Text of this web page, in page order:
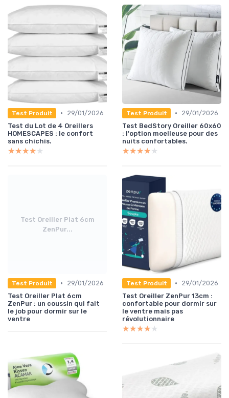
Test Produit •
29/01/2026
Test du Lot de 4 Oreillers
HOMESCAPES : le confort
sans chichis.
★★★★★
★★★★★
Test Produit •
29/01/2026
Test BedStory Oreiller 60x60
: l'option moelleuse pour des
nuits confortables.
★★★★★
★★★★★
Test Oreiller Plat 6cm
ZenPur...
Test Produit •
29/01/2026
Test Oreiller Plat 6cm
ZenPur : un coussin qui fait
le job pour dormir sur le
ventre
Test Produit •
29/01/2026
Test Oreiller ZenPur 13cm :
confortable pour dormir sur
le ventre mais pas
révolutionnaire
★★★★★
★★★★★